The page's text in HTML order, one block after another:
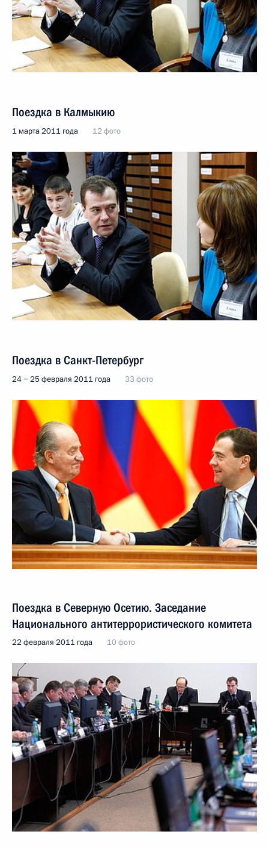
Поездка в Калмыкию
1 марта 2011 года 12 фото
Поездка в Санкт-Петербург
24 − 25 февраля 2011 года 33 фото
Поездка в Северную Осетию. Заседание
Национального антитеррористического комитета
22 февраля 2011 года 10 фото